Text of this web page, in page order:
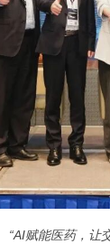
“AI赋能医药，让